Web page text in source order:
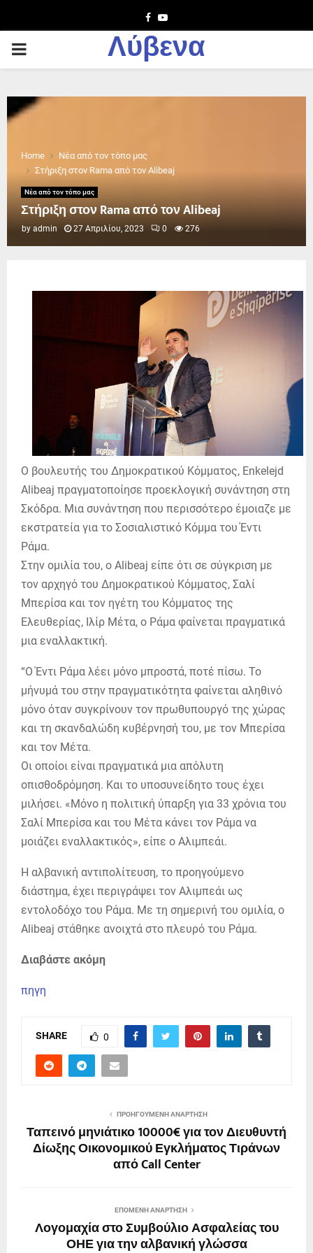
Facebook
Youtube
PRIMARY
Λύβενα
Home
Νέα από τον τόπο μας
Στήριξη στον Rama από τον Alibeaj
Νέα από τον τόπο μας
Στήριξη στον Rama από τον Alibeaj
by admin 27 Απριλίου, 2023 0 276
Ο βουλευτής του Δημοκρατικού Κόμματος, Enkelejd
Alibeaj πραγματοποίησε προεκλογική συνάντηση στη
Σκόδρα. Μια συνάντηση που περισσότερο έμοιαζε με
εκστρατεία για το Σοσιαλιστικό Κόμμα του Έντι
Ράμα.
Στην ομιλία του, ο Alibeaj είπε ότι σε σύγκριση με
τον αρχηγό του Δημοκρατικού Κόμματος, Σαλί
Μπερίσα και τον ηγέτη του Κόμματος της
Ελευθερίας, Ιλίρ Μέτα, ο Ράμα φαίνεται πραγματικά
μια εναλλακτική.
“Ο Έντι Ράμα λέει μόνο μπροστά, ποτέ πίσω. Το
μήνυμά του στην πραγματικότητα φαίνεται αληθινό
μόνο όταν συγκρίνουν τον πρωθυπουργό της χώρας
και τη σκανδαλώδη κυβέρνησή του, με τον Μπερίσα
και τον Μέτα.
Οι οποίοι είναι πραγματικά μια απόλυτη
οπισθοδρόμηση. Και το υποσυνείδητο τους έχει
μιλήσει. «Μόνο η πολιτική ύπαρξη για 33 χρόνια του
Σαλί Μπερίσα και του Μέτα κάνει τον Ράμα να
μοιάζει εναλλακτικός», είπε ο Αλιμπεάι.
Η αλβανική αντιπολίτευση, το προηγούμενο
διάστημα, έχει περιγράψει τον Αλιμπεάι ως
εντολοδόχο του Ράμα. Με τη σημερινή του ομιλία, ο
Alibeaj στάθηκε ανοιχτά στο πλευρό του Ράμα.
Διαβάστε ακόμη
πηγη
SHARE 0
ΠΡΟΗΓΟΎΜΕΝΗ ΑΝΆΡΤΗΣΗ
Ταπεινό μηνιάτικο 10000€ για τον Διευθυντή
Δίωξης Οικονομικού Εγκλήματος Τιράνων
από Call Center
ΕΠΌΜΕΝΗ ΑΝΆΡΤΗΣΗ
Λογομαχία στο Συμβούλιο Ασφαλείας του
ΟΗΕ για την αλβανική γλώσσα